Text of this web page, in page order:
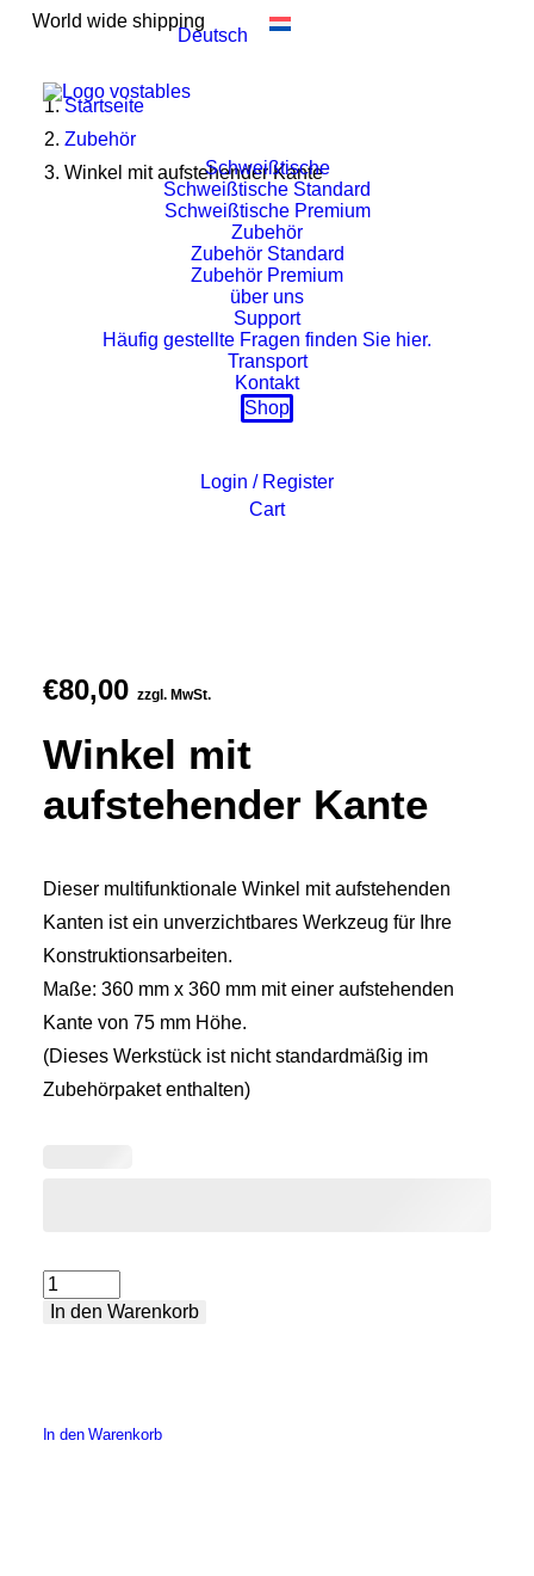
World wide shipping
Deutsch
Schweißtische
Schweißtische Standard
Schweißtische Premium
Zubehör
Zubehör Standard
Zubehör Premium
über uns
Support
Häufig gestellte Fragen finden Sie hier.
Transport
Kontakt
Shop
Login / Register
Cart
Startseite
Zubehör
Winkel mit aufstehender Kante
€80,00 zzgl. MwSt.
Winkel mit
aufstehender Kante
Dieser multifunktionale Winkel mit aufstehenden
Kanten ist ein unverzichtbares Werkzeug für Ihre
Konstruktionsarbeiten.
Maße: 360 mm x 360 mm mit einer aufstehenden
Kante von 75 mm Höhe.
(Dieses Werkstück ist nicht standardmäßig im
Zubehörpaket enthalten)
Winkel
mitIn den Warenkorb
In den Warenkorb